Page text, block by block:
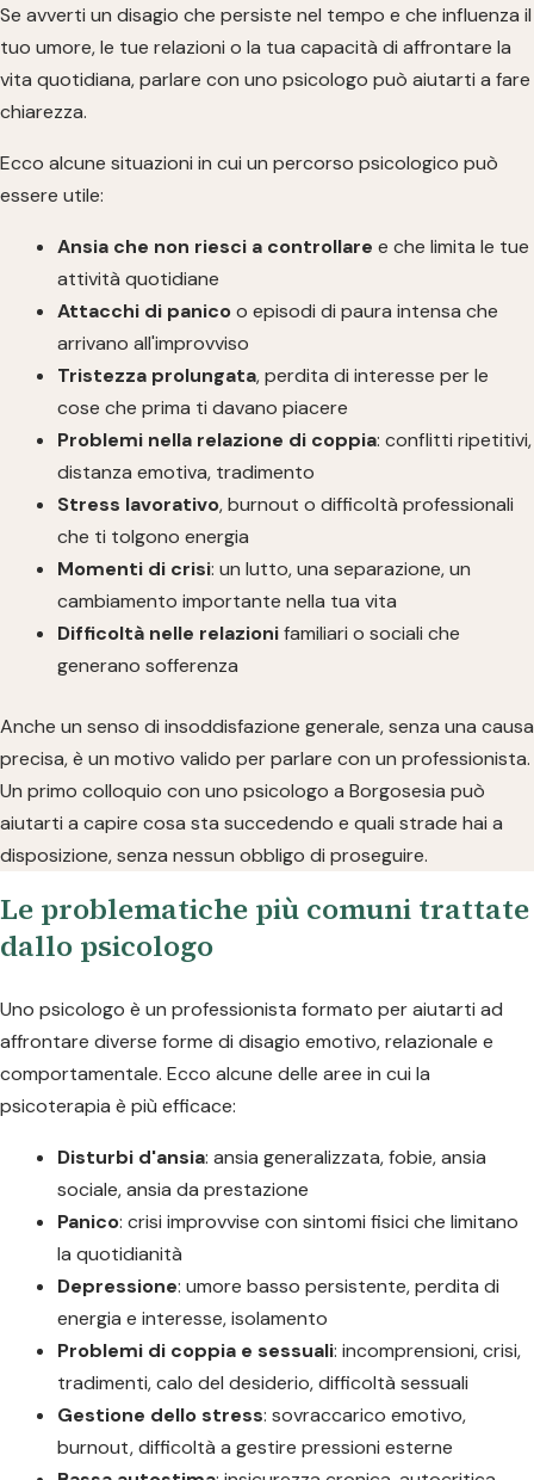
Se avverti un disagio che persiste nel tempo e che influenza il
tuo umore, le tue relazioni o la tua capacità di affrontare la
vita quotidiana, parlare con uno psicologo può aiutarti a fare
chiarezza.
Ecco alcune situazioni in cui un percorso psicologico può
essere utile:
Ansia che non riesci a controllare e che limita le tue
attività quotidiane
Attacchi di panicoo episodi di paura intensa che
arrivano all'improvviso
Tristezza prolungata, perdita di interesse per le
cose che prima ti davano piacere
Problemi nella relazione di coppia: conflitti ripetitivi,
distanza emotiva, tradimento
Stress lavorativo, burnout o difficoltà professionali
che ti tolgono energia
Momenti di crisi: un lutto, una separazione, un
cambiamento importante nella tua vita
Difficoltà nelle relazionifamiliari o sociali che
generano sofferenza
Anche un senso di insoddisfazione generale, senza una causa
precisa, è un motivo valido per parlare con un professionista.
Un primo colloquio con uno psicologo a Borgosesia può
aiutarti a capire cosa sta succedendo e quali strade hai a
disposizione, senza nessun obbligo di proseguire.
Le problematiche più comuni trattate
dallo psicologo
Uno psicologo è un professionista formato per aiutarti ad
affrontare diverse forme di disagio emotivo, relazionale e
comportamentale. Ecco alcune delle aree in cui la
psicoterapia è più efficace:
Disturbi d'ansia: ansia generalizzata, fobie, ansia
sociale, ansia da prestazione
Panico: crisi improvvise con sintomi fisici che limitano
la quotidianità
Depressione: umore basso persistente, perdita di
energia e interesse, isolamento
Problemi di coppia e sessuali: incomprensioni, crisi,
tradimenti, calo del desiderio, difficoltà sessuali
Gestione dello stress: sovraccarico emotivo,
burnout, difficoltà a gestire pressioni esterne